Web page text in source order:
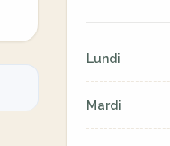
Lundi
Mardi